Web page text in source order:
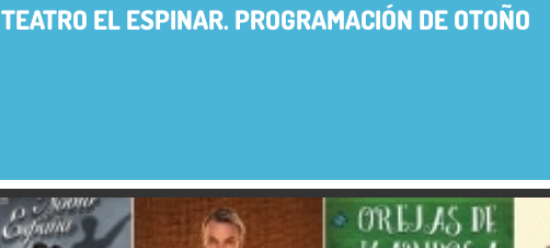
TEATRO EL ESPINAR. PROGRAMACIÓN DE OTOÑO